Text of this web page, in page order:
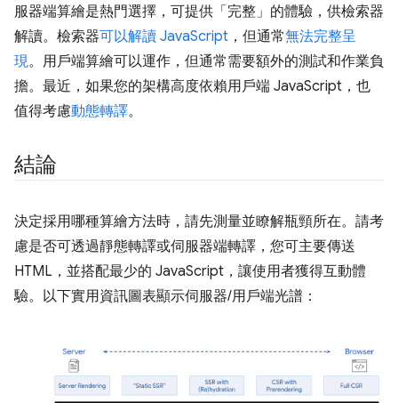
服器端算繪是熱門選擇，可提供「完整」的體驗，供檢索器
解讀。檢索器可以解讀 JavaScript ，但通常無法完整呈
現。用戶端算繪可以運作，但通常需要額外的測試和作業負
擔。最近，如果您的架構高度依賴用戶端 JavaScript，也
值得考慮動態轉譯。
結論
決定採用哪種算繪方法時，請先測量並瞭解瓶頸所在。請考
慮是否可透過靜態轉譯或伺服器端轉譯，您可主要傳送
HTML，並搭配最少的 JavaScript，讓使用者獲得互動體
驗。以下實用資訊圖表顯示伺服器/用戶端光譜：